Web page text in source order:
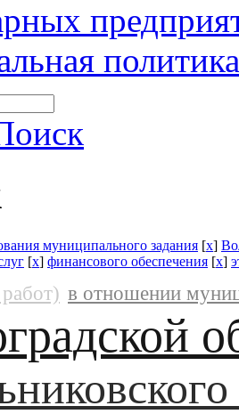
политика
муниципального задания [x]
[x] финансового обеспечения [x]
в отношении